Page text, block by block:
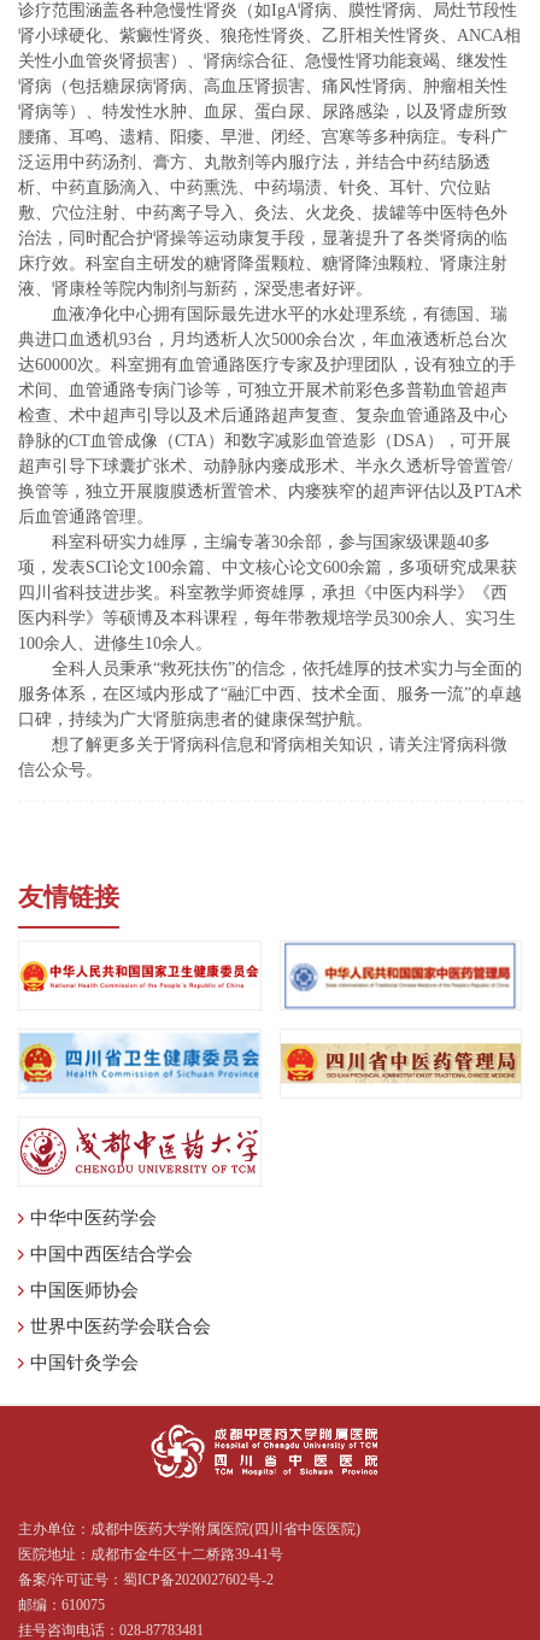
诊疗范围涵盖各种急慢性肾炎（如IgA肾病、膜性肾病、局灶节段性
肾小球硬化、紫癜性肾炎、狼疮性肾炎、乙肝相关性肾炎、ANCA相
关性小血管炎肾损害）、肾病综合征、急慢性肾功能衰竭、继发性
肾病（包括糖尿病肾病、高血压肾损害、痛风性肾病、肿瘤相关性
肾病等）、特发性水肿、血尿、蛋白尿、尿路感染，以及肾虚所致
腰痛、耳鸣、遗精、阳痿、早泄、闭经、宫寒等多种病症。专科广
泛运用中药汤剂、膏方、丸散剂等内服疗法，并结合中药结肠透
析、中药直肠滴入、中药熏洗、中药塌渍、针灸、耳针、穴位贴
敷、穴位注射、中药离子导入、灸法、火龙灸、拔罐等中医特色外
治法，同时配合护肾操等运动康复手段，显著提升了各类肾病的临
床疗效。科室自主研发的糖肾降蛋颗粒、糖肾降浊颗粒、肾康注射
液、肾康栓等院内制剂与新药，深受患者好评。
血液净化中心拥有国际最先进水平的水处理系统，有德国、瑞
典进口血透机93台，月均透析人次5000余台次，年血液透析总台次
达60000次。科室拥有血管通路医疗专家及护理团队，设有独立的手
术间、血管通路专病门诊等，可独立开展术前彩色多普勒血管超声
检查、术中超声引导以及术后通路超声复查、复杂血管通路及中心
静脉的CT血管成像（CTA）和数字减影血管造影（DSA），可开展
超声引导下球囊扩张术、动静脉内瘘成形术、半永久透析导管置管/
换管等，独立开展腹膜透析置管术、内瘘狭窄的超声评估以及PTA术
后血管通路管理。
科室科研实力雄厚，主编专著30余部，参与国家级课题40多
项，发表SCI论文100余篇、中文核心论文600余篇，多项研究成果获
四川省科技进步奖。科室教学师资雄厚，承担《中医内科学》《西
医内科学》等硕博及本科课程，每年带教规培学员300余人、实习生
100余人、进修生10余人。
全科人员秉承“救死扶伤”的信念，依托雄厚的技术实力与全面的
服务体系，在区域内形成了“融汇中西、技术全面、服务一流”的卓越
口碑，持续为广大肾脏病患者的健康保驾护航。
想了解更多关于肾病科信息和肾病相关知识，请关注肾病科微
信公众号。
友情链接
中华中医药学会
中国中西医结合学会
中国医师协会
世界中医药学会联合会
中国针灸学会
主办单位：成都中医药大学附属医院(四川省中医医院)
医院地址：成都市金牛区十二桥路39-41号
备案/许可证号： 蜀ICP备2020027602号-2
邮编：610075
挂号咨询电话：028-87783481